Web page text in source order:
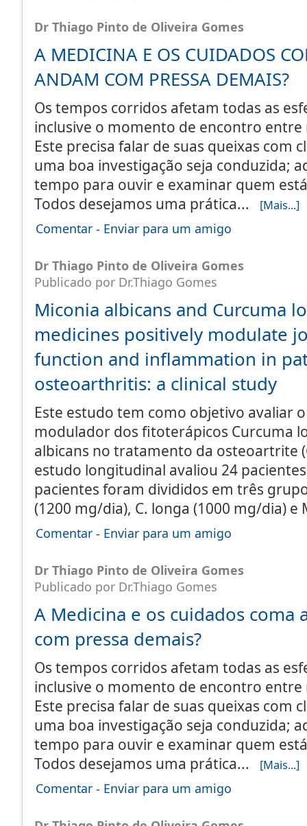
Dr Thiago Pinto de Oliveira Gomes
A MEDICINA E OS CUIDADOS
ANDAM COM PRESSA DEMAIS?
Os tempos corridos afetam todas as
inclusive o momento de encontro entre
Este precisa falar de suas queixas com
uma boa investigação seja conduzida;
tempo para ouvir e examinar quem
Todos desejamos uma prática...
[Mais...]
Comentar - Enviar para um amigo
Dr Thiago Pinto de Oliveira Gomes
Publicado por Dr.Thiago Gomes
Miconia albicans and Curcuma
medicines positively modulate
function and inflammation in
osteoarthritis: a clinical study
Este estudo tem como objetivo avaliar
modulador dos fitoterápicos Curcuma
albicans no tratamento da osteoartrite
estudo longitudinal avaliou 24
pacientes foram divididos em três
(1200 mg/dia), C. longa (1000 mg/dia)
Comentar - Enviar para um amigo
Dr Thiago Pinto de Oliveira Gomes
Publicado por Dr.Thiago Gomes
A Medicina e os cuidados coma
com pressa demais?
Os tempos corridos afetam todas as
inclusive o momento de encontro entre
Este precisa falar de suas queixas com
uma boa investigação seja conduzida;
tempo para ouvir e examinar quem
Todos desejamos uma prática...
[Mais...]
Comentar - Enviar para um amigo